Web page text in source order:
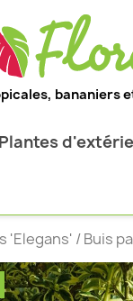
bananiers
Plantes
Toutes les
Bananiers
Palmiers
Orchidées
'Elegans' / Buis